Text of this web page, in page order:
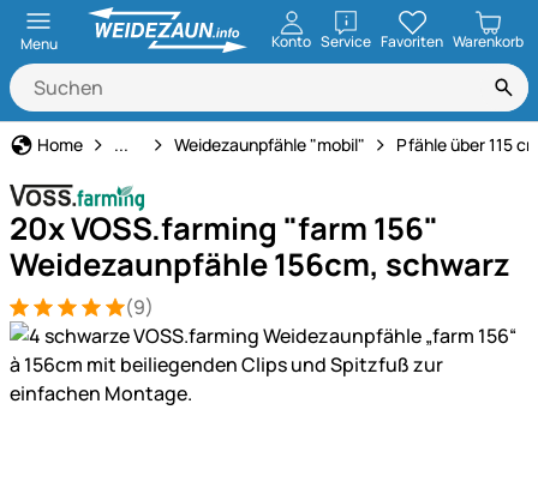
Menu Konto ServiceöffnenFavoriten Warenkorb
Home Weidezaun
... Weidezaunpfähle "mobil" Pfähle über 115
20x VOSS.farming "farm 156"
Weidezaunpfähle 156cm, schwarz
Bewertung: 5 von 5 (9 Bewertungen)
9 Bewertungen
(9)
Produktgalerie